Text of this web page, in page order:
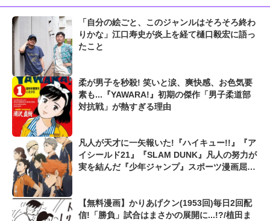
「自分の絵ごと、このジャンルはそろそろ終わ
りかな」江口寿史が炎上を経て樋口毅宏に語っ
たこと
柔が男子を秒殺! 笑いと涙、爽快感、お色気要
素も...『YAWARA!』初期の傑作「男子柔道部
対抗戦」が熱すぎる理由
凡人が天才に一矢報いた!『ハイキュー!!』『ア
イシールド21』『SLAM DUNK』凡人の努力が
実を結んだ『少年ジャンプ』スポーツ漫画屈指
【無料漫画】かりあげクン(1953回)毎日2回配
信!「勝負」試合はまさかの展開に...!?/植田ま